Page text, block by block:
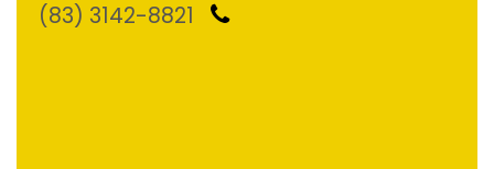
(83) 3142-8821